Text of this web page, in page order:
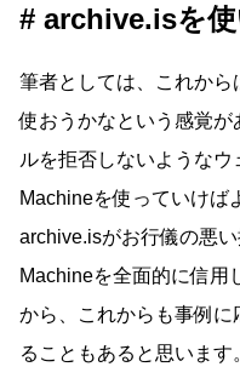
archive.isを
筆者としては、これか
使おうかなという感覚
ルを拒否しないような
Machineを使っていけば
archive.isがお行儀の悪
Machineを全面的に信用
から、これからも事例
ることもあると思います